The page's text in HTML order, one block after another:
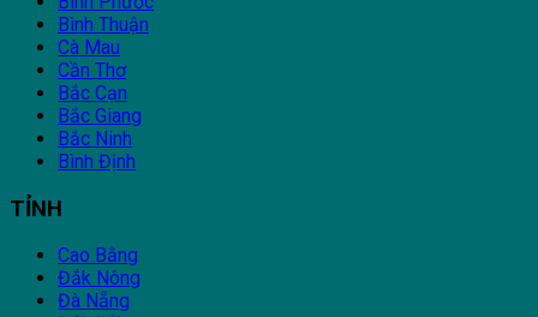
Bình Thuận
Cà Mau
Cần Thơ
Bắc Cạn
Bắc Giang
Bắc Ninh
Bình Định
TỈNH
Cao Bằng
Đắk Nông
Đà Nẵng